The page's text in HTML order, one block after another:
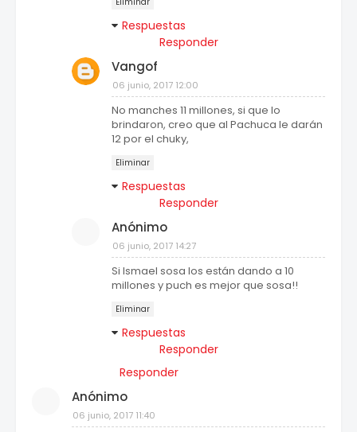
Respuestas
Responder
Vangof
06 junio, 2017 12:00
No manches 11 millones, si que lo
brindaron, creo que al Pachuca le darán
12 por el chuky,
Eliminar
Respuestas
Responder
Anónimo
06 junio, 2017 14:27
Si Ismael sosa los están dando a 10
millones y puch es mejor que sosa!!
Eliminar
Respuestas
Responder
Responder
Anónimo
06 junio, 2017 11:40